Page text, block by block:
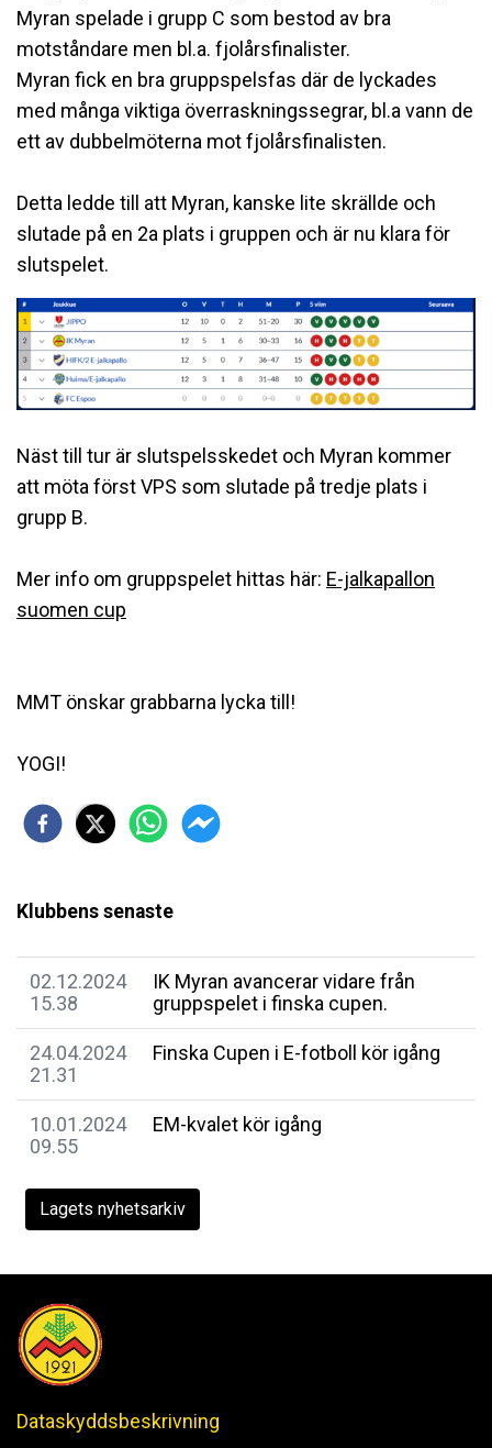
Myran spelade i grupp C som bestod av bra
motståndare men bl.a. fjolårsfinalister.
Myran fick en bra gruppspelsfas där de lyckades
med många viktiga överraskningssegrar, bl.a vann de
ett av dubbelmöterna mot fjolårsfinalisten.
Detta ledde till att Myran, kanske lite skrällde och
slutade på en 2a plats i gruppen och är nu klara för
slutspelet.
Näst till tur är slutspelsskedet och Myran kommer
att möta först VPS som slutade på tredje plats i
grupp B.
Mer info om gruppspelet hittas här: E-jalkapallon
suomen cup
MMT önskar grabbarna lycka till!
YOGI!
Klubbens senaste
02.12.2024
15.38
IK Myran avancerar vidare från
gruppspelet i finska cupen.
24.04.2024
21.31
Finska Cupen i E-fotboll kör igång
10.01.2024
09.55
EM-kvalet kör igång
Lagets nyhetsarkiv
Dataskyddsbeskrivning